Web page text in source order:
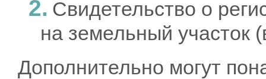
Свидетельство о
на земельный участок
Дополнительно могут